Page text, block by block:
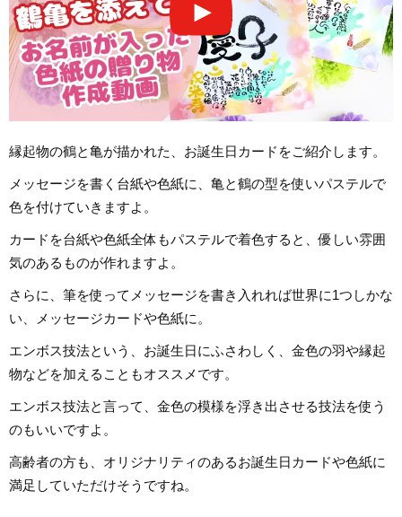
縁起物の鶴と亀が描かれた、お誕生日カードをご紹介します。
メッセージを書く台紙や色紙に、亀と鶴の型を使いパステルで
色を付けていきますよ。
カードを台紙や色紙全体もパステルで着色すると、優しい雰囲
気のあるものが作れますよ。
さらに、筆を使ってメッセージを書き入れれば世界に1つしかな
い、メッセージカードや色紙に。
エンボス技法という、お誕生日にふさわしく、金色の羽や縁起
物などを加えることもオススメです。
エンボス技法と言って、金色の模様を浮き出させる技法を使う
のもいいですよ。
高齢者の方も、オリジナリティのあるお誕生日カードや色紙に
満足していただけそうですね。